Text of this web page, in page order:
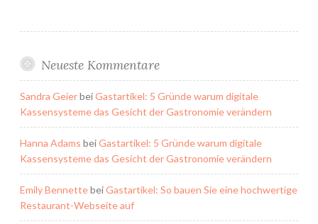
Neueste Kommentare
Sandra GeierbeiGastartikel: 5 Gründe warum digitale
Kassensysteme das Gesicht der Gastronomie verändern
Hanna Adams beiGastartikel: 5 Gründe warum digitale
Kassensysteme das Gesicht der Gastronomie verändern
Emily BennettebeiGastartikel: So bauen Sie eine hochwertige
Restaurant-Webseite auf